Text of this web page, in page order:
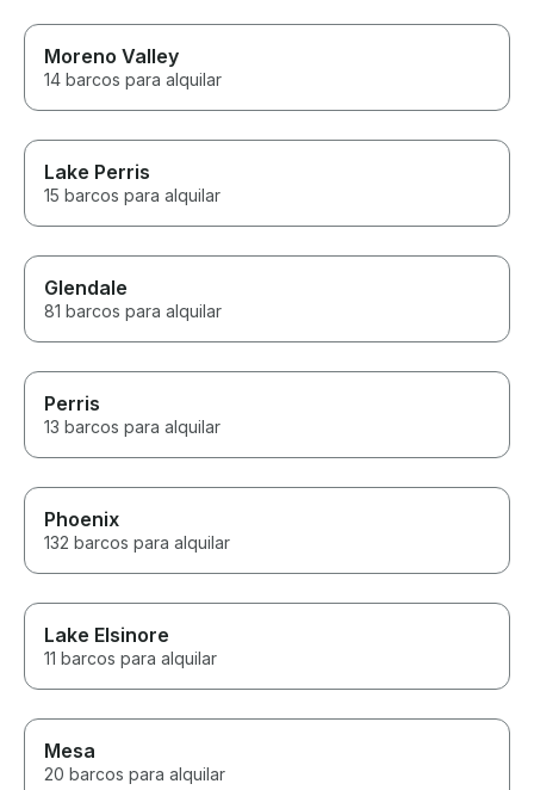
Moreno Valley
14 barcos para alquilar
Lake Perris
15 barcos para alquilar
Glendale
81 barcos para alquilar
Perris
13 barcos para alquilar
Phoenix
132 barcos para alquilar
Lake Elsinore
11 barcos para alquilar
Mesa
20 barcos para alquilar